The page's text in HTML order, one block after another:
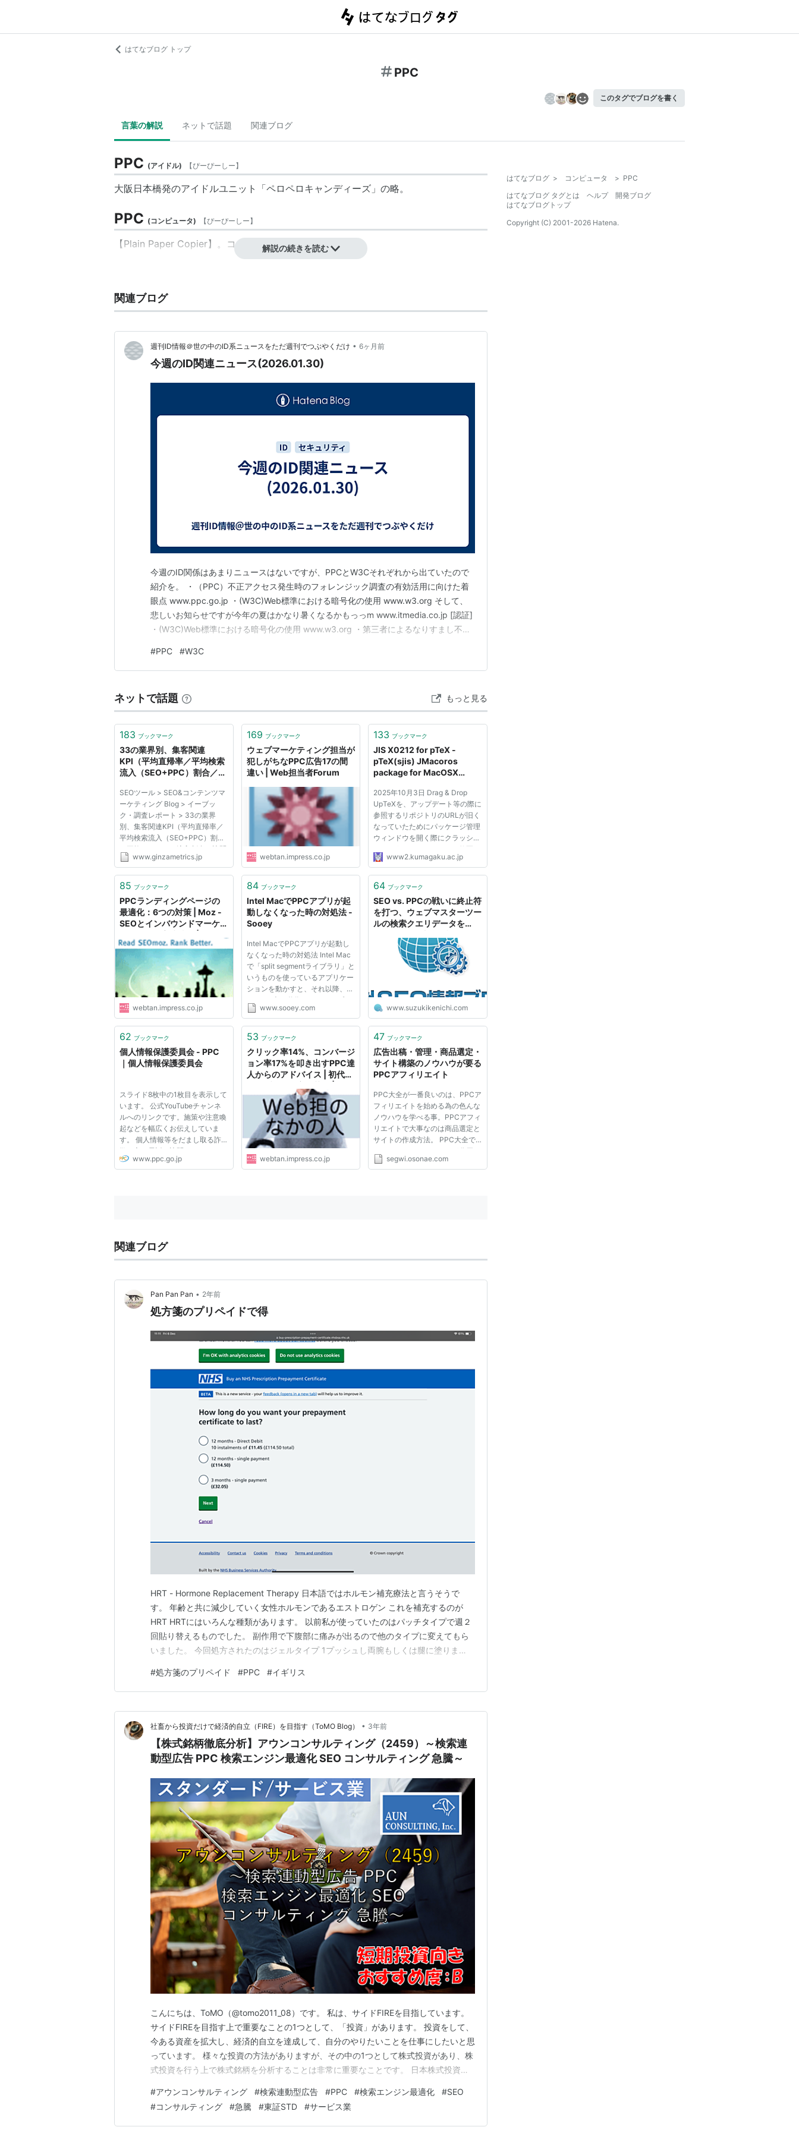
はてなブログ トップ
PPC
このタグでブログを書く
言葉の解説 ネットで話題 関連ブログ
PPC (アイドル) 【ぴーぴーしー】
大阪日本橋発のアイドルユニット「ペロペロキャンディーズ 」の略。
PPC (コンピュータ) 【ぴーぴーしー】
【Plain Paper Copier】。コピー機対応の普通紙。
解説の続きを読む
関連ブログ
週刊ID情報＠世の中のID系ニュースをただ週刊でつぶやくだけ • 6ヶ月前
今週のID関連ニュース(2026.01.30)
今週のID関係はあまりニュースはないですが、PPCとW3Cそれぞれから出ていたので
紹介を。 ・（PPC）不正アクセス発生時のフォレンジック調査の有効活用に向けた着
眼点 www.ppc.go.jp ・(W3C)Web標準における暗号化の使用 www.w3.org そして、
悲しいお知らせですが今年の夏はかなり暑くなるかもっっm www.itmedia.co.jp [認証]
・(W3C)Web標準における暗号化の使用 www.w3.org ・第三者によるなりすまし不正
バーカードで“死後”を自動判定 …
#PPC #W3C
ネットで話題 もっと見る
183 ブックマーク
33の業界別、集客関連
KPI（平均直帰率／平均検索
流入（SEO+PPC）割合／平
あたりPV数など）まとめ |
SEOツール GinzaMetrics
SEOツール > SEO&コンテンツマ
ーケティング Blog > イーブッ
ク・調査レポート > 33の業界
別、集客関連KPI（平均直帰率／
平均検索流入（SEO+PPC）割合
／平均ソーシャル流入割合／訪問
あたりPV数など）まとめ 先日投
イトはどうなってるんだ？ を簡
で紹介したSi...
www.ginzametrics.jp
169 ブックマーク
ウェブマーケティング担当が
犯しがちなPPC広告17の間
違い | Web担当者Forum
webtan.impress.co.jp
133 ブックマーク
JIS X0212 for pTeX -
pTeX(sjis) JMacoros
package for MacOSX
2025年10月3日 Drag & Drop
UpTeXを、アップデート等の際に
参照するリポジトリのURLが旧く
なっていたためにパッケージ管理
ウィンドウを開く際にクラッシュ
するようになっていたので修正・
更新。 2025年3月10日 Drag &
内蔵TeX Liveが2024のままであ
更新。20250...
www2.kumagaku.ac.jp
85 ブックマーク
PPCランディングページの
最適化：6つの対策 | Moz -
SEOとインバウンドマーケ
当者Forum
webtan.impress.co.jp
84 ブックマーク
Intel MacでPPCアプリが起
動しなくなった時の対処法 -
Sooey
Intel MacでPPCアプリが起動し
なくなった時の対処法 Intel Mac
で「split segmentライブラリ」と
いうものを使っているアプリケー
ションを動かすと、それ以降、
Rosetta上で動作するPPCアプリ
が起動に失敗するようになってし
を購入してからずっと悩んでいた
Term...
www.sooey.com
64 ブックマーク
SEO vs. PPCの戦いに終止符
を打つ、ウェブマスターツー
ルの検索クエリデータを
www.suzukikenichi.com
62 ブックマーク
個人情報保護委員会 - PPC
｜個人情報保護委員会
スライド8枚中の1枚目を表示して
います。 公式YouTubeチャンネ
ルへのリンクです。施策や注意喚
起などを幅広くお伝えしていま
す。 個人情報等をだまし取る詐
欺の主な電話、訪問、フィッシン
グによる手口をそれぞれショート
www.ppc.go.jp
53 ブックマーク
クリック率14%、コンバージ
ョン率17%を叩き出すPPC達
人からのアドバイス | 初代編
担当者Forum
webtan.impress.co.jp
47 ブックマーク
広告出稿・管理・商品選定・
サイト構築のノウハウが要る
PPCアフィリエイト
PPC大全が一番良いのは、PPCア
フィリエイトを始める為の色んな
ノウハウを学べる事。PPCアフィ
リエイトで大事なのは商品選定と
サイトの作成方法。 PPC大全で
はそのためのマニュアルが分厚い
です。 商品選定については、
segwi.osonae.com
関連ブログ
Pan Pan Pan • 2年前
処方箋のプリペイドで得
HRT - Hormone Replacement Therapy 日本語ではホルモン補充療法と言うそうで
す。 年齢と共に減少していく女性ホルモンであるエストロゲン これを補充するのが
HRT HRTにはいろんな種類があります。 以前私が使っていたのはパッチタイプで週２
回貼り替えるものでした。 副作用で下腹部に痛みが出るので他のタイプに変えてもら
いました。 今回処方されたのはジェルタイプ 1プッシュし両腕もしくは腿に塗りま
の薬に対して£9.9なので2種類となると£9.9X2=£19.80 1ヶ月分なのでこれが毎月…
#処方箋のプリペイド #PPC #イギリス
社畜から投資だけで経済的自立（FIRE）を目指す（ToMO Blog） • 3年前
【株式銘柄徹底分析】アウンコンサルティング（2459）～検索連
動型広告 PPC 検索エンジン最適化 SEO コンサルティング 急騰～
こんにちは、ToMO（@tomo2011_08）です。 私は、サイドFIREを目指しています。
サイドFIREを目指す上で重要なことの1つとして、「投資」があります。 投資をして、
今ある資産を拡大し、経済的自立を達成して、自分のやりたいことを仕事にしたいと思
っています。 様々な投資の方法がありますが、その中の1つとして株式投資があり、株
式投資を行う上で株式銘柄を分析することは非常に重要なことです。 日本株式投資を
から購入して読まれることをお勧めします。 リンク 銘柄の事業内容は？、業績はどう
か？、配当はいくらなのか？…
#アウンコンサルティング #検索連動型広告 #PPC #検索エンジン最適化 #SEO
#コンサルティング #急騰 #東証STD #サービス業
はてなブログ > コンピュータ > PPC
はてなブログ タグとは
ヘルプ
開発ブログ
はてなブログトップ
Copyright (C) 2001-2026 Hatena.